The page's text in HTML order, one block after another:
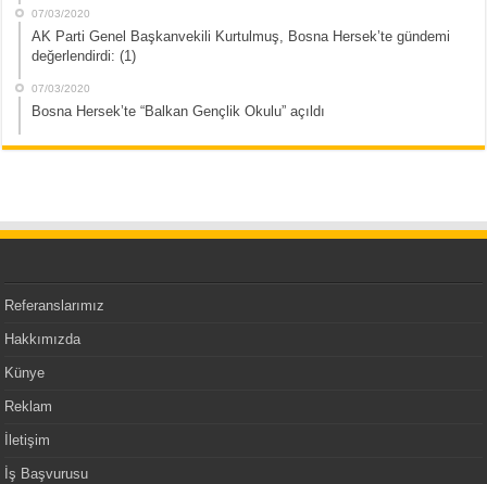
07/03/2020
AK Parti Genel Başkanvekili Kurtulmuş, Bosna Hersek’te gündemi
değerlendirdi: (1)
07/03/2020
Bosna Hersek’te “Balkan Gençlik Okulu” açıldı
Referanslarımız
Hakkımızda
Künye
Reklam
İletişim
İş Başvurusu